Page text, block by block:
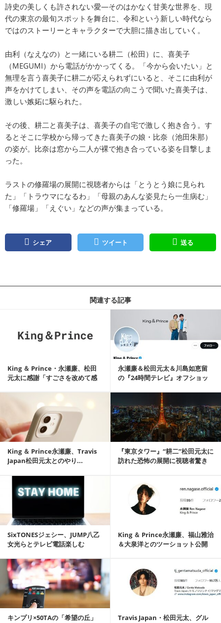
詩史の美しくも許されない愛―そのはかなく甘美な世界を、現
代の東京の最旬スポットを舞台に、令和という新しい時代なら
ではのストーリーとキャラクターで大胆に描き出していく。
由利（なえなの）と一緒にいる耕二（松田）に、喜美子
（MEGUMI）から電話がかかってくる。「今から会いたい」と
無理を言う喜美子に耕二が応えられずにいると、そこに由利が
声をかけてしまい、その声を電話の向こうで聞いた喜美子は、
激しい嫉妬に駆られた。
その後、耕二と喜美子は、喜美子の自宅で激しく抱き合う。す
るとそこに学校から帰ってきた喜美子の娘・比奈（池田朱那）
の姿が。比奈は窓から二人が裸で抱き合っている姿を目撃しま
った。
ラストの修羅場の展開に視聴者からは「とうとう娘に見られ
た」「トラウマになるわ」「母親のあんな姿見たら一生病む」
「修羅場」「えぐい」などの声が集まっている。
シェア ツイート 送る
関連する記事
King ＆ Prince・永瀬廉、松田
元太に感謝「すごさを改めて感
永瀬廉＆松田元太＆川島如恵留
の『24時間テレビ』オフショッ
King ＆ Prince永瀬廉、Travis
Japan松田元太とのやり...
『東京タワー』“耕二”松田元太に
訪れた恐怖の展開に視聴者驚き
SixTONESジェシー、JUMP八乙
女光らとテレビ電話楽しむ
King ＆ Prince永瀬廉、福山雅治
＆大泉洋とのツーショット公開
キンプリ×50TAの「希望の丘」
Travis Japan・松田元太、グル
記事を読む